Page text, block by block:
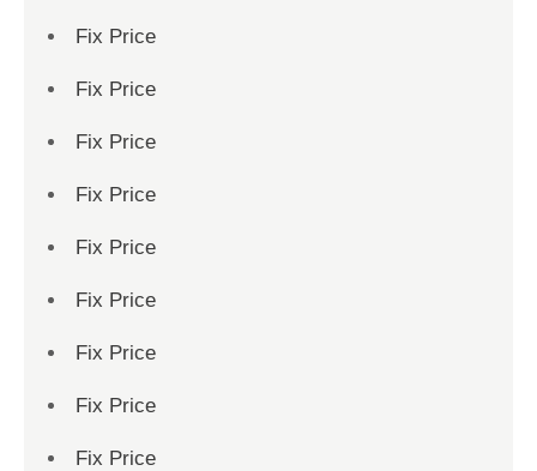
Fix Price
Fix Price
Fix Price
Fix Price
Fix Price
Fix Price
Fix Price
Fix Price
Fix Price